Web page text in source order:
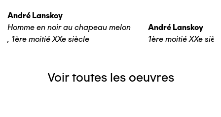
André Lanskoy
Homme en noir au chapeau melon
, 1ère moitié XXe siècle
André Lanskoy
1ère moitié XXe
Voir toutes les oeuvres